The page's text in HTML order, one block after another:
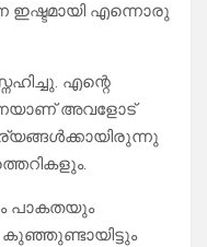
ഇഷ്ടമായി എന്നൊരു
എന്റെ
അവളോട്
പാകതയും